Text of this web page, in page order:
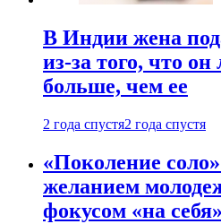
В Индии жена
из-за того, что
больше, чем ее
2 года спустя2 года спустя
«Поколение
желанием
фокусом «на себя»